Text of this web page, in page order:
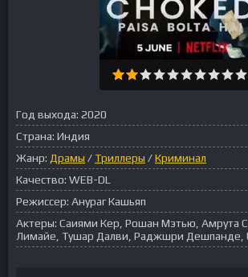
Год выхода: 2020
Страна: Индия
Жанр: Драмы /Триллеры /Криминал
Качество: WEB-DL
Режиссер: Анураг Кашьяп
Актеры: Саиями Кер, Рошан Мэтью, Амрута
Лимайе, Тушар Далви, Раджшри Дешпанде,